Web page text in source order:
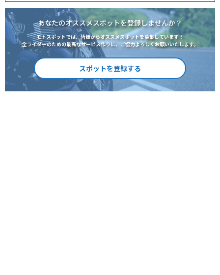
あなたのオススメスポットを登録しませんか？
モトスポットでは、皆様からオススメスポットを募集しています！
全ライダーのための最高なサービス作りに、ご協力よろしくお願いいたします。
スポットを登録する